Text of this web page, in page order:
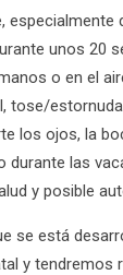
unos 20
o en el
tose/
los ojos, la
las
y posible
se está
y tendremos